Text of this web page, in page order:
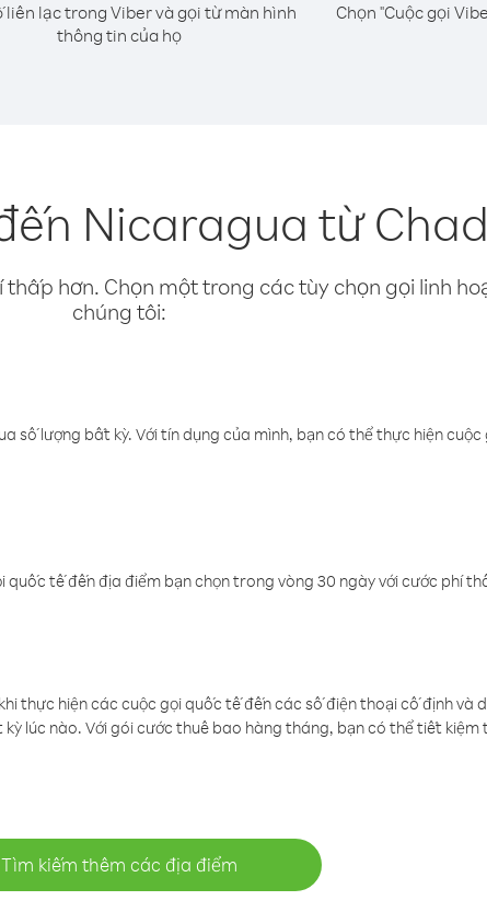
liên lạc trong Viber và gọi từ màn hình
thông tin của họ
Chọn "Cuộc gọi
Nicaragua từ Chad
hơn. Chọn một trong các tùy chọn gọi linh
chúng tôi:
số lượng bất kỳ. Với tín dụng của mình, bạn có thể thực hiện cuộc
tế đến địa điểm bạn chọn trong vòng 30 ngày với cước phí
thực hiện các cuộc gọi quốc tế đến các số điện thoại cố định và
lúc nào. Với gói cước thuê bao hàng tháng, bạn có thể tiết kiệm
Tìm kiếm thêm các địa điểm